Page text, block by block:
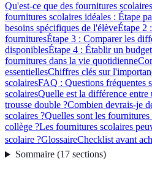
Qu'est-ce que des fournitures
fournitures scolaires idéales : Étape
besoins spécifiques de l'élèveÉtape 2
fournituresÉtape 3 : Comparer les
disponiblesÉtape 4 : Établir un budget
fournitures dans la vie quotidienne
essentiellesChiffres clés sur
scolairesFAQ : Questions fréquentes
scolairesQuelle est la différence entre
trousse double ?Combien devrais-je
scolaires ?Quelles sont les
collège ?Les fournitures scolaires
scolaire ?GlossaireChecklist avant
Sommaire(17 sections)